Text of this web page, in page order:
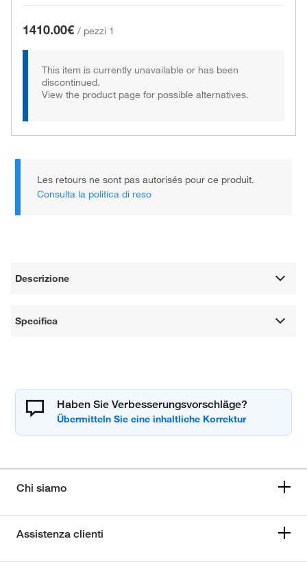
1410.00€ / pezzi 1
This item is currently unavailable or has been
discontinued.
View the product page for possible alternatives.
Les retours ne sont pas autorisés pour ce produit.
Consulta la politica di reso
Descrizione
Specifica
Haben Sie Verbesserungsvorschläge?
Chi siamo
Assistenza clienti